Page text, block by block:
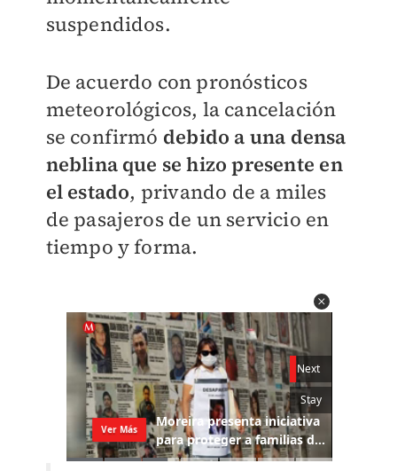
suspendidos.
De acuerdo con pronósticos
meteorológicos, la cancelación
se confirmó debido a una densa
neblina que se hizo presente en
el estado, privando de a miles
de pasajeros de un servicio en
tiempo y forma.